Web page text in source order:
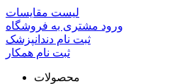
لیست مقایسات
ورود مشتری به فروشگاه
ثبت نام دندانپزشک
ثبت نام همکار
محصولات